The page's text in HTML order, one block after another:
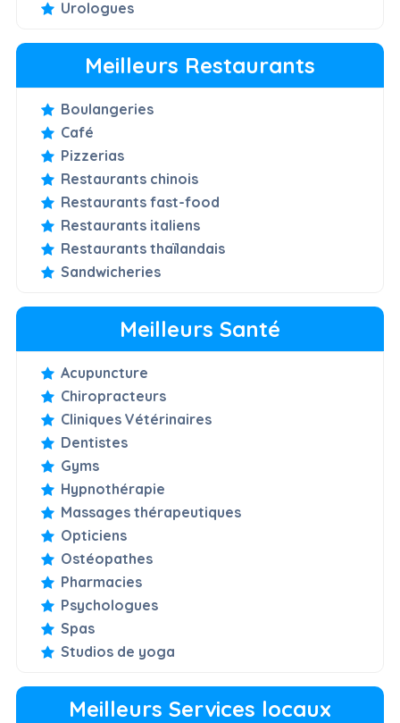
Urologues
Meilleurs Restaurants
Boulangeries
Café
Pizzerias
Restaurants chinois
Restaurants fast-food
Restaurants italiens
Restaurants thaïlandais
Sandwicheries
Meilleurs Santé
Acupuncture
Chiropracteurs
Cliniques Vétérinaires
Dentistes
Gyms
Hypnothérapie
Massages thérapeutiques
Opticiens
Ostéopathes
Pharmacies
Psychologues
Spas
Studios de yoga
Meilleurs Services locaux